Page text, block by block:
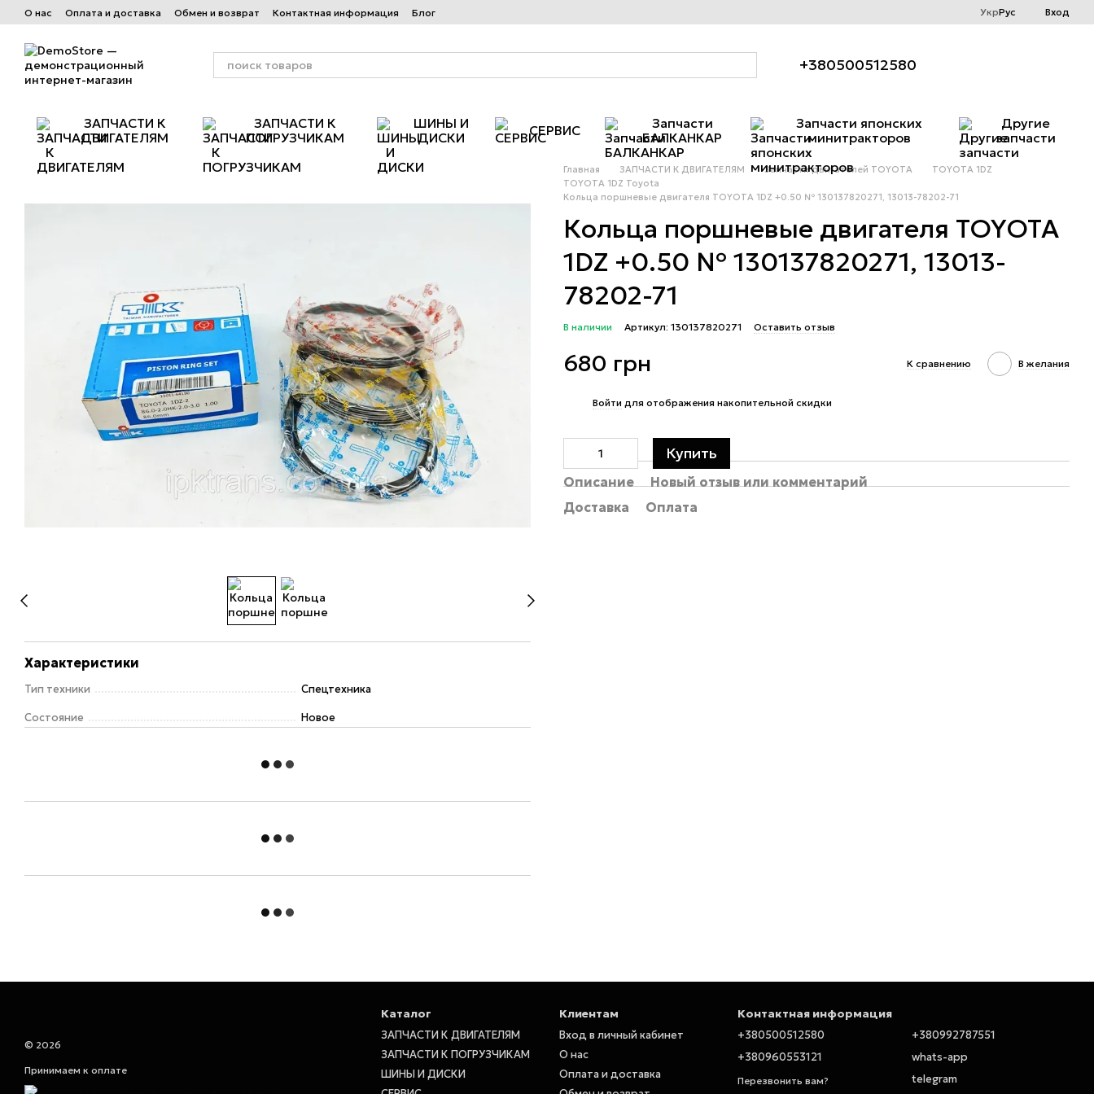
Перейти к основному контенту
О нас Оплата и доставка Обмен и возврат Контактная информация Блог УкрРус Вход
+380500512580
ЗАПЧАСТИ К
ДВИГАТЕЛЯМ
ЗАПЧАСТИ К
ПОГРУЗЧИКАМ
ШИНЫ И
ДИСКИ
СЕРВИС
Запчасти
БАЛКАНКАР
Запчасти японских
минитракторов
Другие
запчасти
Характеристики
Тип техники Спецтехника
Состояние Новое
Главная ЗАПЧАСТИ К ДВИГАТЕЛЯМ Запчасти двигателей TOYOTA
TOYOTA 1DZ
TOYOTA 1DZ Toyota
Кольца поршневые двигателя TOYOTA 1DZ +0.50 № 130137820271, 13013-78202-71
Кольца поршневые двигателя TOYOTA
1DZ +0.50 № 130137820271, 13013-
78202-71
В наличии Артикул: 130137820271 Оставить отзыв
680 грн К сравнению В желания
Войти для отображения накопительной скидки
Купить
Описание
Новый отзыв или комментарий
Доставка
Оплата
© 2026
Принимаем к оплате
Каталог
ЗАПЧАСТИ К ДВИГАТЕЛЯМ
ЗАПЧАСТИ К ПОГРУЗЧИКАМ
ШИНЫ И ДИСКИ
Клиентам
Вход в личный кабинет
О нас
Оплата и доставка
Контактная информация
+380500512580
+380960553121
Перезвонить вам?
+380992787551
whats-app
telegram